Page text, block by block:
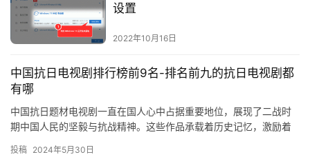
设置
2022年10月16日
中国抗日电视剧排行榜前9名-排名前九的抗日电视剧都
有哪
中国抗日题材电视剧一直在国人心中占据重要地位，展现了二战时
期中国人民的坚毅与抗战精神。这些作品承载着历史记忆，激励着
名，这…
投稿 2024年5月30日